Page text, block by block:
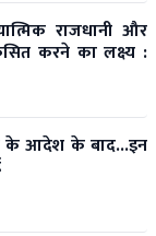
राजधानी और
करने का लक्ष्य :
के आदेश के बाद...इन